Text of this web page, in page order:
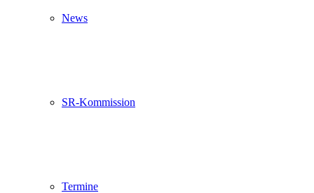
News
SR-Kommission
Termine